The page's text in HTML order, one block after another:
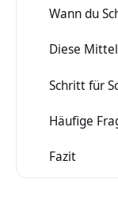
Wann du
Diese
Schritt für
Häufige
Fazit